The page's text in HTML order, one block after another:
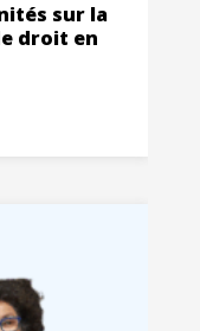
sur la
droit en